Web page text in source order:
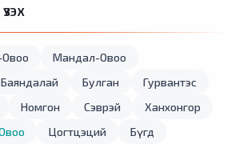
Мандал-Овоо
Баяндалай Булган
Гурвантэс
Номгон Сэврэй
Ханхонгор
Цогтцэций Бүгд